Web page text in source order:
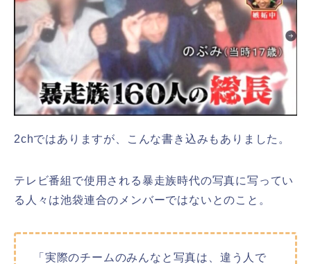
2chではありますが、こんな書き込みもありました。
テレビ番組で使用される暴走族時代の写真に写ってい
る人々は池袋連合のメンバーではないとのこと。
「実際のチームのみんなと写真は、違う人で